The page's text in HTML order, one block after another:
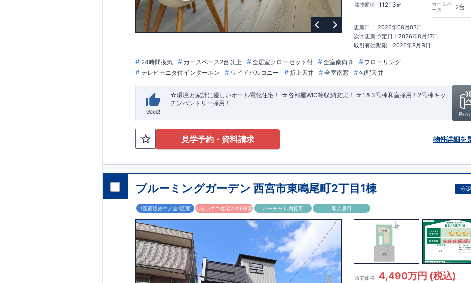
建物面積 112.13㎡
カースペ
ース
2台
更新日： 2026年08月03日
次回更新予定日：2026年8月17日
取引有効期限：2026年8月8日
24時間換気 カースペース2台以上 全居室クローゼット付 全室南向き
フローリング
テレビモニタ付インターホン
ワイドバルコニー 折上天井 全室南窓 勾配天井
Good!
☆環境と家計に優しいオール電化住宅！ ☆各部屋WIC等収納充実！ ☆1＆3号棟和室採用！2号棟キッ
チンパントリー採用！
見学予約・資料請求 物件詳細を
ブルーミングガーデン 西宮市東鳴尾町2丁目1棟 分
1区画販売中／全1区画 みらいエコ住宅2026事業 バーチャル内覧可 即入居可
販売価格 4,490万円 (税込)